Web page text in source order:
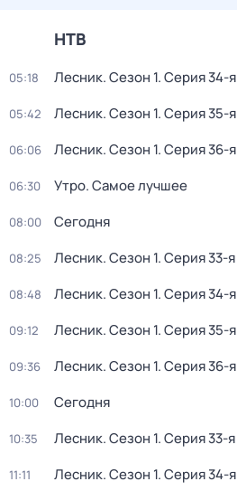
НТВ
05:18 Лесник. Сезон 1. Серия 34-я
05:42 Лесник. Сезон 1. Серия 35-я
06:06 Лесник. Сезон 1. Серия 36-я
06:30 Утро. Самое лучшее
08:00 Сегодня
08:25 Лесник. Сезон 1. Серия 33-я
08:48 Лесник. Сезон 1. Серия 34-я
09:12 Лесник. Сезон 1. Серия 35-я
09:36 Лесник. Сезон 1. Серия 36-я
10:00 Сегодня
10:35 Лесник. Сезон 1. Серия 33-я
11:11 Лесник. Сезон 1. Серия 34-я